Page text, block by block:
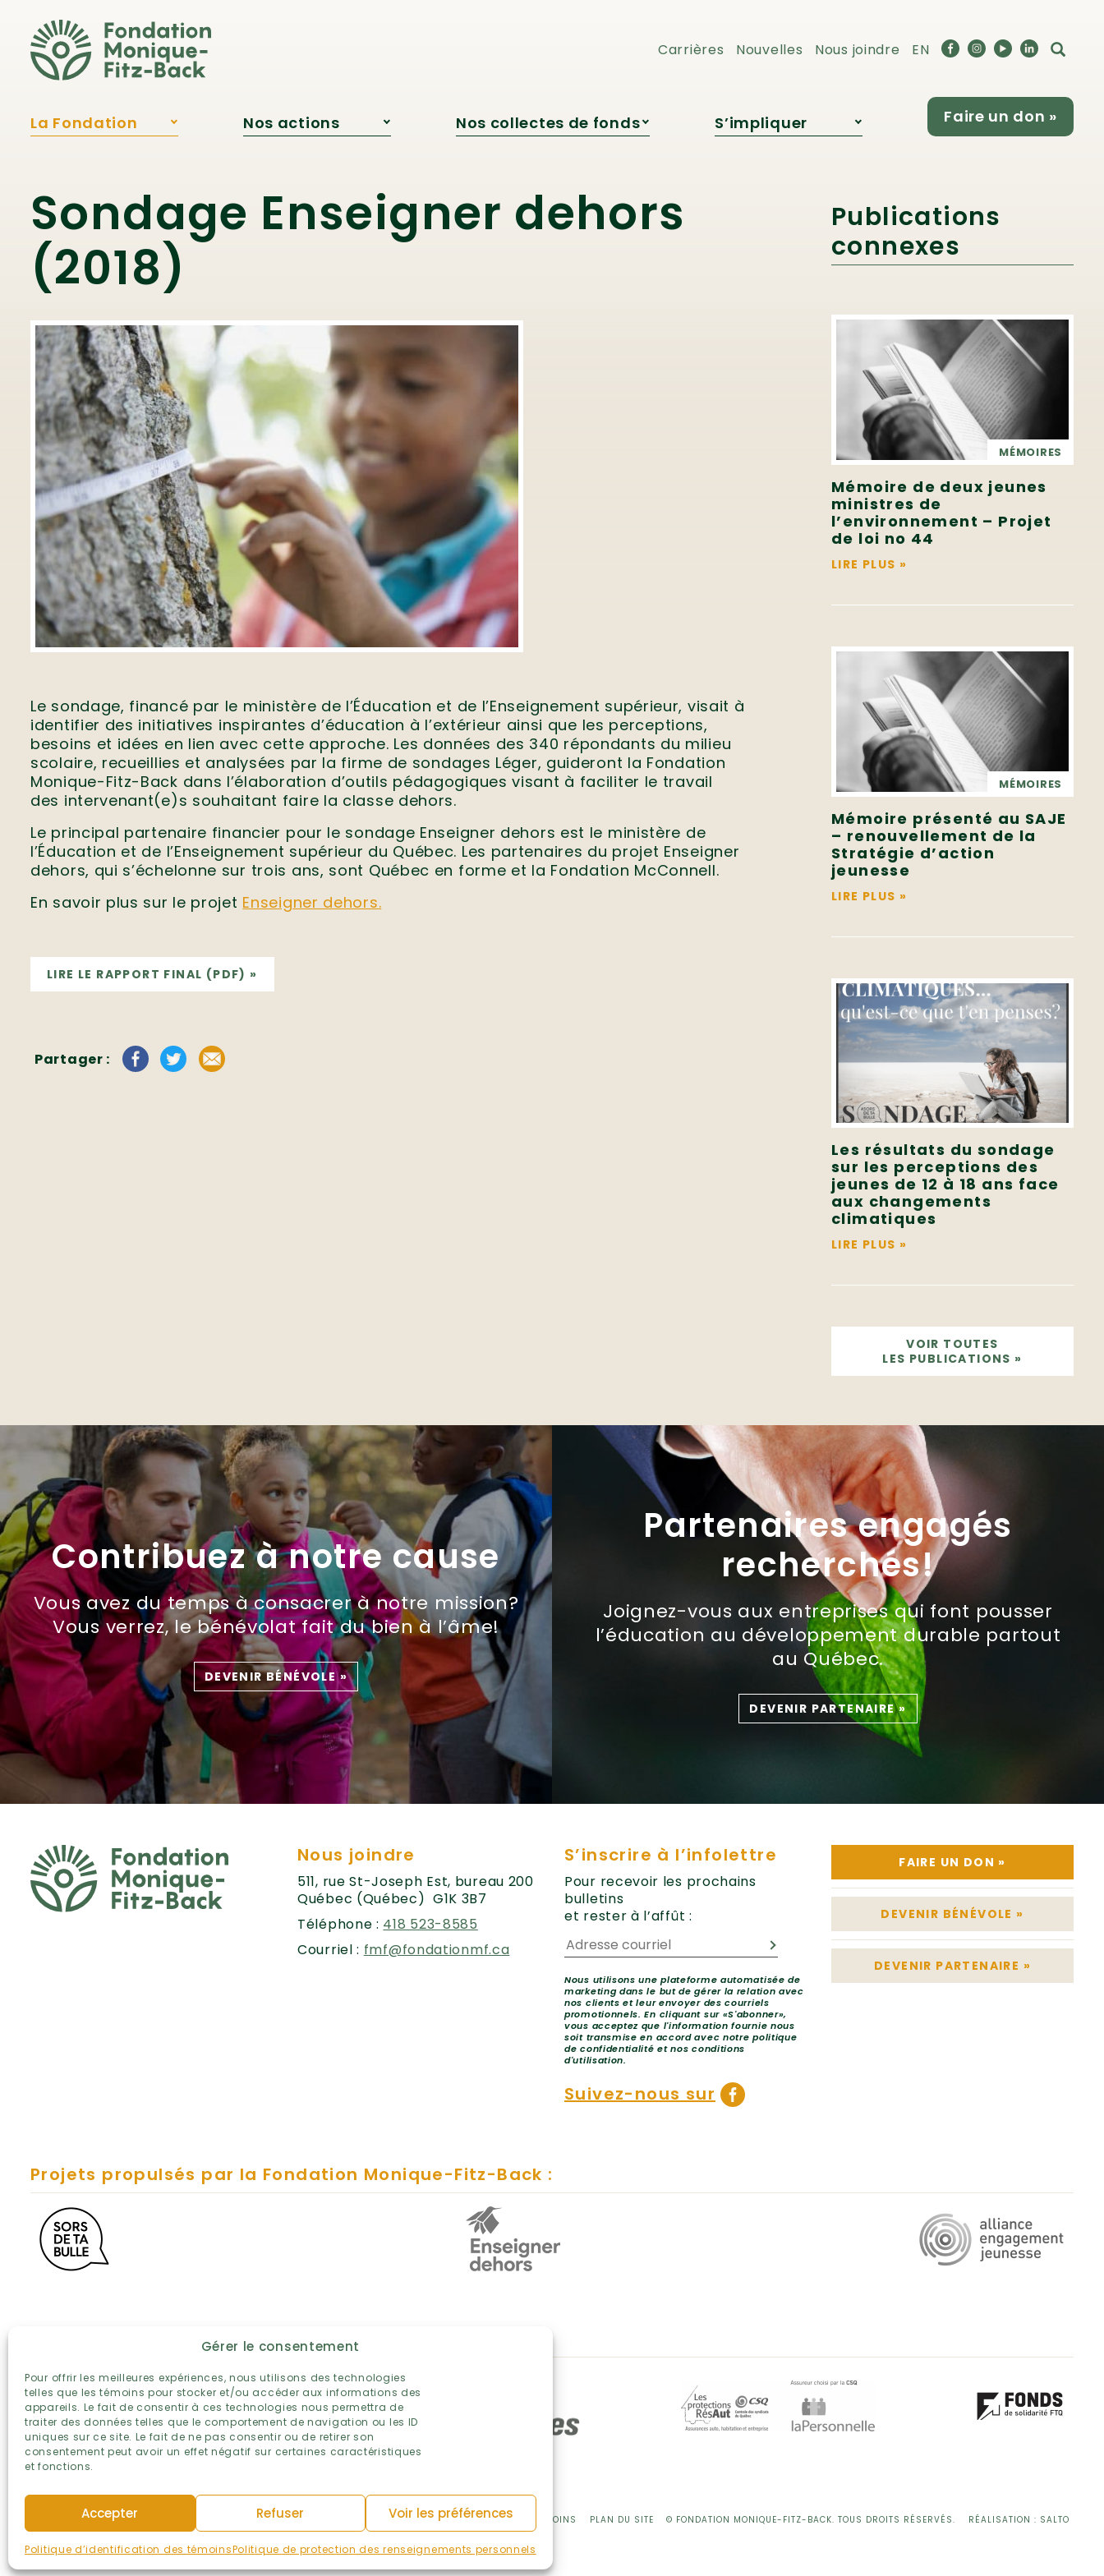
Gérer le consentement
Pour offrir les meilleures expériences, nous utilisons des technologies
telles que les témoins pour stocker et/ou accéder aux informations des
appareils. Le fait de consentir à ces technologies nous permettra de
traiter des données telles que le comportement de navigation ou les ID
uniques sur ce site. Le fait de ne pas consentir ou de retirer son
consentement peut avoir un effet négatif sur certaines caractéristiques
et fonctions.
Accepter Refuser Voir les préférences
Politique d’identification des témoinsPolitique de protection des renseignements personnels
Carrières Nouvelles Nous joindre EN
La Fondation
d’administration
Qui était Monique
Fitz‑Back?
Publications
Reconnaissances
Nos actions
Bourse Samare
Innovation
pédagogique
Nos collectes de fonds
Encan virtuel
Cocktail-bénéfice
S’impliquer Faire un don »
Publications
Reconnaissances
Sondage Enseigner dehors
(2018)
Le sondage, financé par le ministère de l’Éducation et de l’Enseignement supérieur, visait à
identifier des initiatives inspirantes d’éducation à l’extérieur ainsi que les perceptions,
besoins et idées en lien avec cette approche. Les données des 340 répondants du milieu
scolaire, recueillies et analysées par la firme de sondages Léger, guideront la Fondation
Monique-Fitz-Back dans l’élaboration d’outils pédagogiques visant à faciliter le travail
des intervenant(e)s souhaitant faire la classe dehors.
Le principal partenaire financier pour le sondage Enseigner dehors est le ministère de
l’Éducation et de l’Enseignement supérieur du Québec. Les partenaires du projet Enseigner
dehors, qui s’échelonne sur trois ans, sont Québec en forme et la Fondation McConnell.
En savoir plus sur le projet Enseigner dehors.
LIRE LE RAPPORT FINAL (PDF) »
Partager :
Publications
connexes
MÉMOIRES
Mémoire de deux jeunes
ministres de
l’environnement – Projet
de loi no 44
LIRE PLUS »
MÉMOIRES
Mémoire présenté au SAJE
– renouvellement de la
Stratégie d’action
jeunesse
LIRE PLUS »
Les résultats du sondage
sur les perceptions des
jeunes de 12 à 18 ans face
aux changements
climatiques
LIRE PLUS »
VOIR TOUTES
LES PUBLICATIONS »
Contribuez à notre cause
Vous avez du temps à consacrer à notre mission?
Vous verrez, le bénévolat fait du bien à l’âme!
DEVENIR BÉNÉVOLE »
Partenaires engagés
recherchés!
Joignez-vous aux entreprises qui font pousser
l’éducation au développement durable partout
au Québec.
DEVENIR PARTENAIRE»
Nous joindre
511, rue St-Joseph Est, bureau 200
Québec (Québec) G1K 3B7
Téléphone : 418 523-8585
Courriel : fmf@fondationmf.ca
S’inscrire à l’infolettre
Pour recevoir les prochains
bulletins
et rester à l’affût :
Nous utilisons une plateforme automatisée de
marketing dans le but de gérer la relation avec
nos clients et leur envoyer des courriels
promotionnels. En cliquant sur «S'abonner»,
vous acceptez que l'information fournie nous
soit transmise en accord avec notre politique
de confidentialité et nos conditions
d'utilisation.
Suivez-nous sur
FAIRE UN DON »
DEVENIR BÉNÉVOLE »
DEVENIR PARTENAIRE »
Projets propulsés par la Fondation Monique-Fitz-Back :
Partenaires de la première heure :
POLITIQUE DE PROTECTION DES RENSEIGNEMENTS PERSONNELS TERMES ET CONDITIONS POLITIQUE DE TÉMOINS PLAN DU SITE © FONDATION MONIQUE-FITZ-BACK.TOUS DROITS RÉSERVÉS. RÉALISATION : SALTO